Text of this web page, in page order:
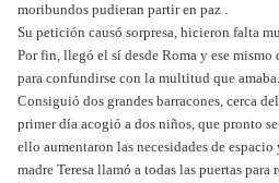
moribundos pudieran partir en paz .
Su petición causó sorpresa, hicieron falta
Por fin, llegó el sí desde Roma y ese mismo
para confundirse con la multitud que amaba.
Consiguió dos grandes barracones, cerca
primer día acogió a dos niños, que pronto
ello aumentaron las necesidades de
madre Teresa llamó a todas las puertas